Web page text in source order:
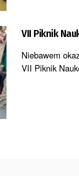
VII Piknik
Niebawem
VII Piknik